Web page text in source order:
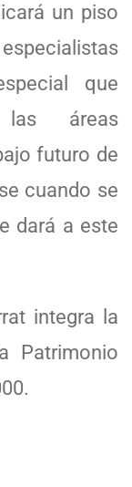
un piso
que
áreas
futuro de
cuando se
dará a este
integra la
Patrimonio